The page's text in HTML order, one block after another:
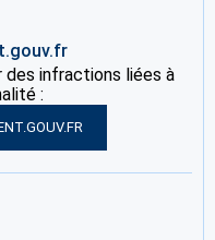
des infractions liées à
: